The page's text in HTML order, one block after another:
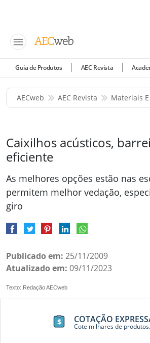
Guia de Produtos AEC Revista
AECweb AEC Revista Materiais
Caixilhos acústicos,
eficiente
As melhores opções estão nas
permitem melhor vedação,
giro
Publicado em: 25/11/2009
Atualizado em: 09/11/2023
Texto: Redação AECweb
COTAÇÃO
Cote milhares de produtos.